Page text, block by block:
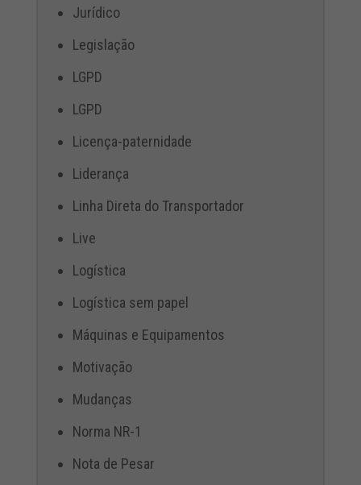
Jurídico
Legislação
LGPD
LGPD
Licença-paternidade
Liderança
Linha Direta do Transportador
Live
Logística
Logística sem papel
Máquinas e Equipamentos
Motivação
Mudanças
Norma NR-1
Nota de Pesar